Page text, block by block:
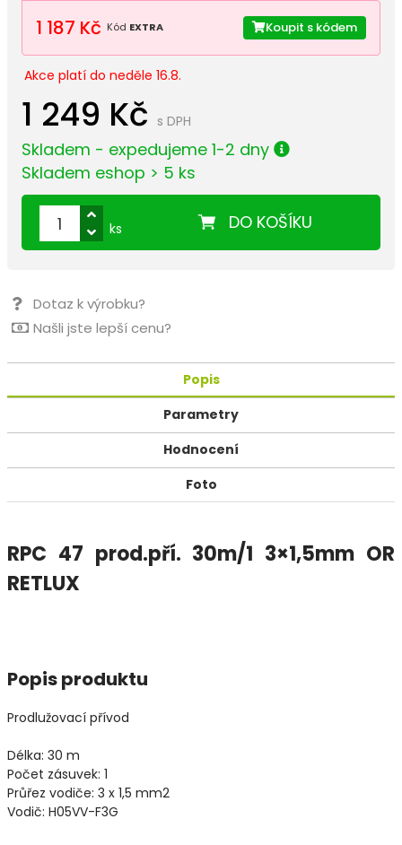
1 187 Kč Kód EXTRA Koupit s kódem
Akce platí do neděle 16.8.
1 249 Kč s DPH
Skladem - expedujeme 1-2 dny
Skladem eshop > 5 ks
DO KOŠÍKU
ks
Dotaz k výrobku?
Našli jste lepší cenu?
Popis
Parametry
Hodnocení
Foto
RPC 47 prod.pří. 30m/1 3×1,5mm OR
RETLUX
Popis produktu
Prodlužovací přívod
Délka: 30 m
Počet zásuvek: 1
Průřez vodiče: 3 x 1,5 mm2
Vodič: H05VV-F3G